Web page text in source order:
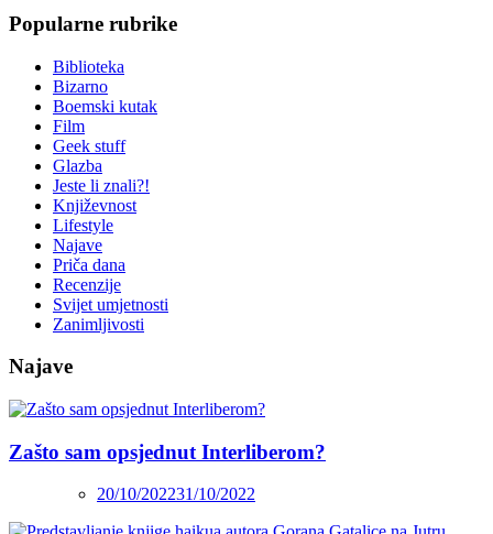
Popularne rubrike
Biblioteka
Bizarno
Boemski kutak
Film
Geek stuff
Glazba
Jeste li znali?!
Književnost
Lifestyle
Najave
Priča dana
Recenzije
Svijet umjetnosti
Zanimljivosti
Najave
Zašto sam opsjednut Interliberom?
20/10/202231/10/2022